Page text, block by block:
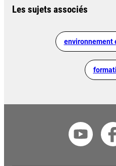
Les sujets associés
environnement